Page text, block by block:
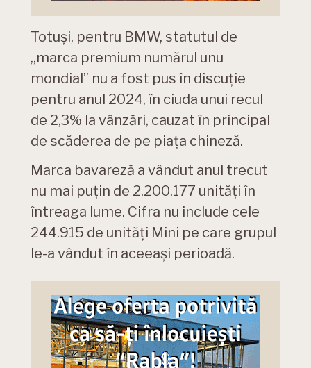
Totuși, pentru BMW, statutul de
„marca premium numărul unu
mondial” nu a fost pus în discuție
pentru anul 2024, în ciuda unui recul
de 2,3% la vânzări, cauzat în principal
de scăderea de pe piața chineză.
Marca bavareză a vândut anul trecut
nu mai puțin de 2.200.177 unități în
întreaga lume. Cifra nu include cele
244.915 de unități Mini pe care grupul
le-a vândut în aceeași perioadă.